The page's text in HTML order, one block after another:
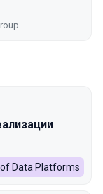
Data Platforms